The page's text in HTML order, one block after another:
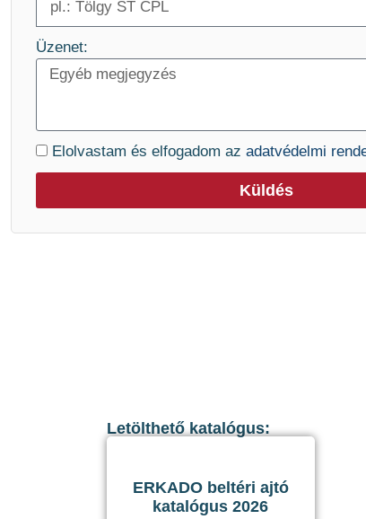
Üzenet:
Elolvastam és elfogadom azadatvédelmi
Küldés
Letölthető katalógus:
ERKADO beltéri ajtó
katalógus 2026